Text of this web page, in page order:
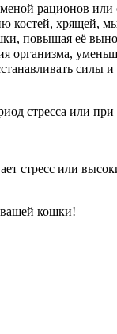
рационов
костей, хрящей,
повышая её
организма,
силы и
стресса или
стресс или
вашей кошки!